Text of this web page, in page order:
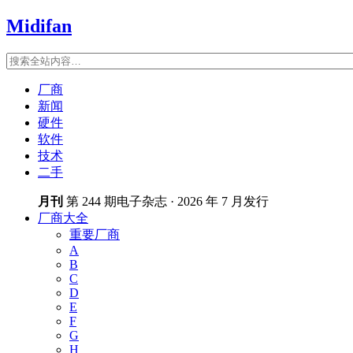
Midifan
厂商
新闻
硬件
软件
技术
二手
月刊 第 244 期电子杂志 · 2026 年 7 月发行
厂商大全
重要厂商
A
B
C
D
E
F
G
H